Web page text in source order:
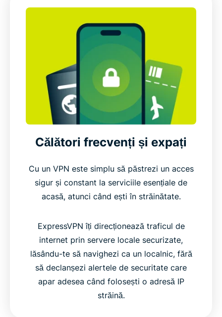
Călători frecvenți și expați
Cu un VPN este simplu să păstrezi un acces
sigur și constant la serviciile esențiale de
acasă, atunci când ești în străinătate.
ExpressVPN îți direcționează traficul de
internet prin servere locale securizate,
lăsându-te să navighezi ca un localnic, fără
să declanșezi alertele de securitate care
apar adesea când folosești o adresă IP
străină.